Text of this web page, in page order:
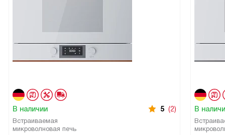
В наличии 5 (2)
Встраиваемая
микроволновая печь
В